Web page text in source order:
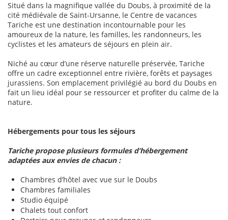
Situé dans la magnifique vallée du Doubs, à proximité de la
cité médiévale de Saint-Ursanne, le Centre de vacances
Tariche est une destination incontournable pour les
amoureux de la nature, les familles, les randonneurs, les
cyclistes et les amateurs de séjours en plein air.
Niché au cœur d’une réserve naturelle préservée, Tariche
offre un cadre exceptionnel entre rivière, forêts et paysages
jurassiens. Son emplacement privilégié au bord du Doubs en
fait un lieu idéal pour se ressourcer et profiter du calme de la
nature.
Hébergements pour tous les séjours
Tariche propose plusieurs formules d’hébergement
adaptées aux envies de chacun :
Chambres d’hôtel avec vue sur le Doubs
Chambres familiales
Studio équipé
Chalets tout confort